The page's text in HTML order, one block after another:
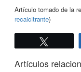
Artículo tomado de la
recalcitrante)
Artículos